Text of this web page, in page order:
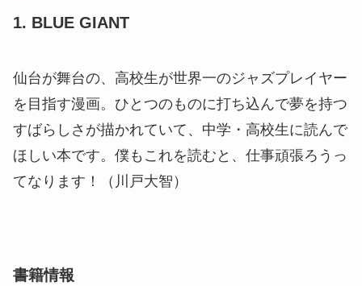
1. BLUE GIANT
仙台が舞台の、高校生が世界一のジャズプレイヤー
を目指す漫画。ひとつのものに打ち込んで夢を持つ
すばらしさが描かれていて、中学・高校生に読んで
ほしい本です。僕もこれを読むと、仕事頑張ろうっ
てなります！（川戸大智）
書籍情報